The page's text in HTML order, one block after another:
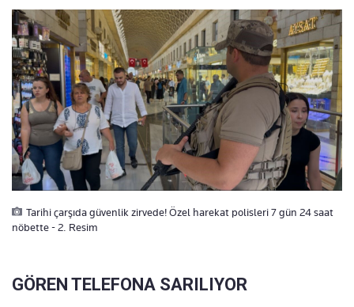
Tarihi çarşıda güvenlik zirvede! Özel harekat polisleri 7 gün 24 saat
nöbette - 2. Resim
GÖREN TELEFONA SARILIYOR